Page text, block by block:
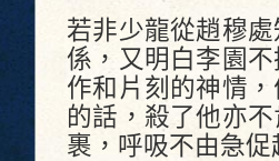
若非少龍從趙穆
係，又明白李園
作和片刻的神情
的話，殺了他亦
裹，呼吸不由急促